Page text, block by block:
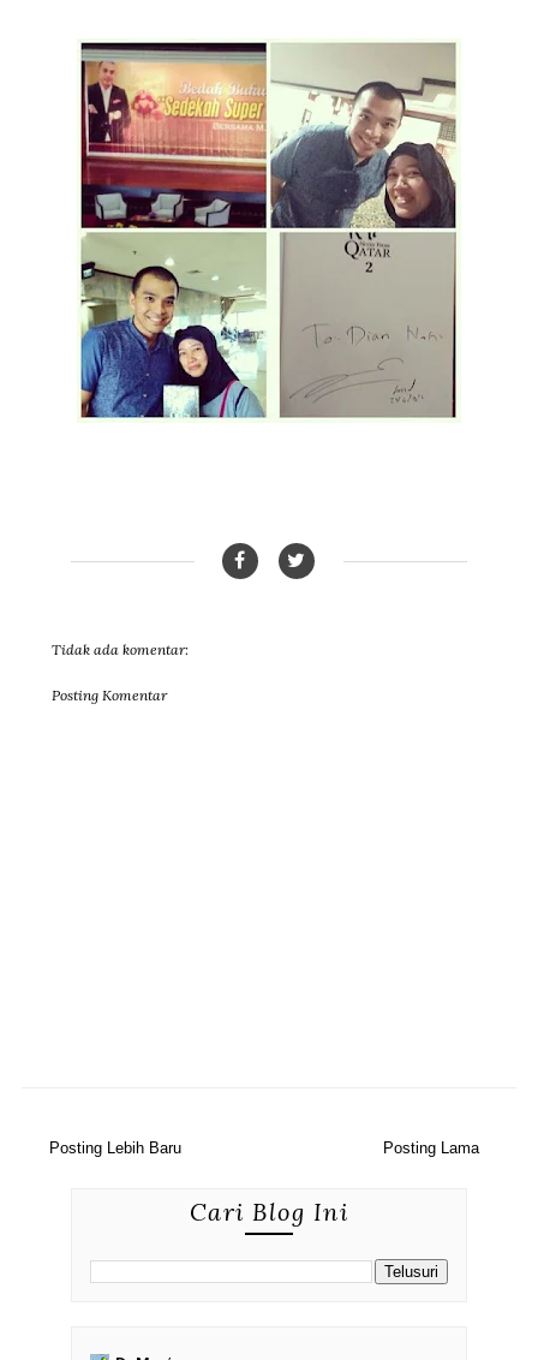
Tidak ada komentar:
Posting Komentar
Posting Lebih Baru Posting Lama
Cari Blog Ini